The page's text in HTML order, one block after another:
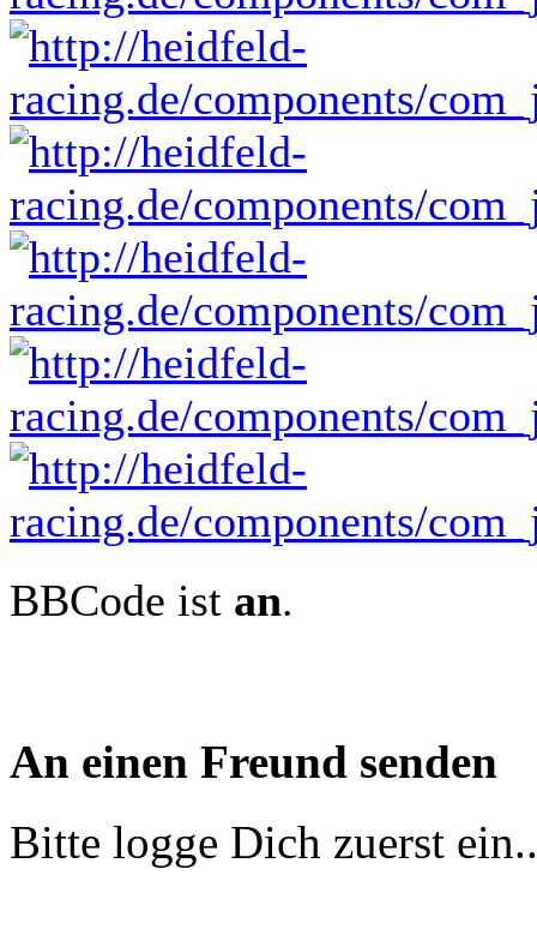
BBCode ist an.
An einen Freund senden
Bitte logge Dich zuerst